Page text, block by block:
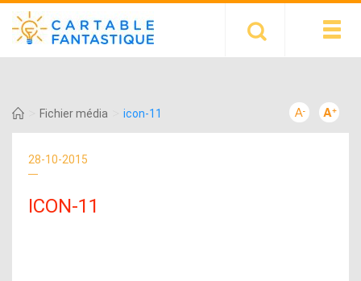
Fichier média icon-11
28-10-2015
ICON-11